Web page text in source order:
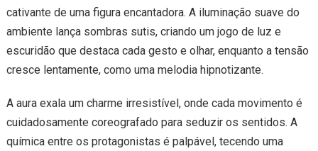
cativante de uma figura encantadora. A iluminação suave do
ambiente lança sombras sutis, criando um jogo de luz e
escuridão que destaca cada gesto e olhar, enquanto a tensão
cresce lentamente, como uma melodia hipnotizante.
A aura exala um charme irresistível, onde cada movimento é
cuidadosamente coreografado para seduzir os sentidos. A
química entre os protagonistas é palpável, tecendo uma